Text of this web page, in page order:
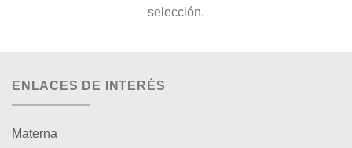
selección.
ENLACES DE INTERÉS
Materna